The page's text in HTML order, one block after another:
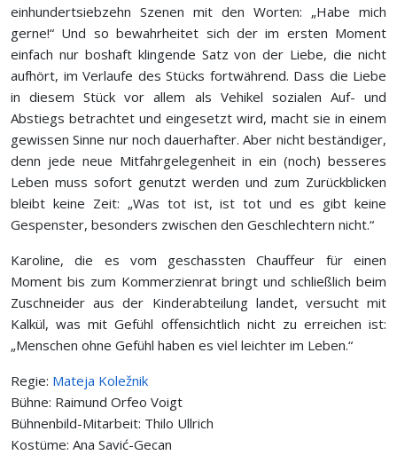
einhundertsiebzehn Szenen mit den Worten: „Habe mich
gerne!“ Und so bewahrheitet sich der im ersten Moment
einfach nur boshaft klingende Satz von der Liebe, die nicht
aufhört, im Verlaufe des Stücks fortwährend. Dass die Liebe
in diesem Stück vor allem als Vehikel sozialen Auf- und
Abstiegs betrachtet und eingesetzt wird, macht sie in einem
gewissen Sinne nur noch dauerhafter. Aber nicht beständiger,
denn jede neue Mitfahrgelegenheit in ein (noch) besseres
Leben muss sofort genutzt werden und zum Zurückblicken
bleibt keine Zeit: „Was tot ist, ist tot und es gibt keine
Gespenster, besonders zwischen den Geschlechtern nicht.“
Karoline, die es vom geschassten Chauffeur für einen
Moment bis zum Kommerzienrat bringt und schließlich beim
Zuschneider aus der Kinderabteilung landet, versucht mit
Kalkül, was mit Gefühl offensichtlich nicht zu erreichen ist:
„Menschen ohne Gefühl haben es viel leichter im Leben.“
Regie: Mateja Koležnik
Bühne: Raimund Orfeo Voigt
Bühnenbild-Mitarbeit: Thilo Ullrich
Kostüme: Ana Savić-Gecan